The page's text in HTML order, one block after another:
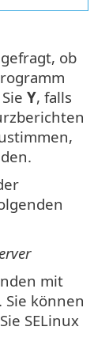
ob
Y, falls
mit
Sie können
SELinux